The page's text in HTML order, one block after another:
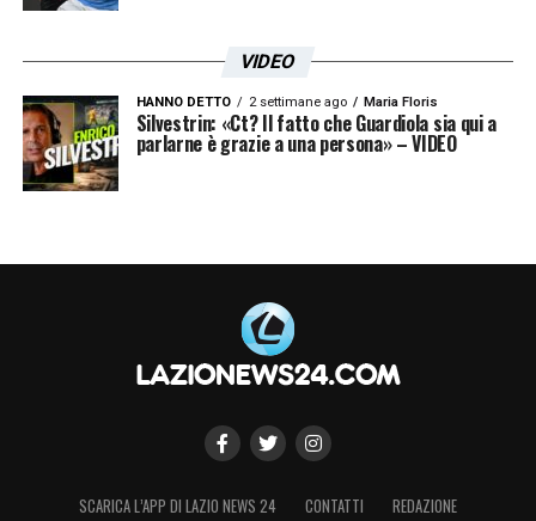
VIDEO
HANNO DETTO 2 settimane ago Maria Floris
Silvestrin: «Ct? Il fatto che Guardiola sia qui a
parlarne è grazie a una persona» – VIDEO
SCARICA L’APP DI LAZIO NEWS 24 CONTATTI REDAZIONE